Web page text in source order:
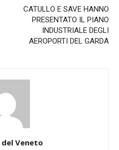
CATULLO E SAVE HANNO
PRESENTATO IL PIANO
INDUSTRIALE DEGLI
AEROPORTI DEL GARDA
del Veneto